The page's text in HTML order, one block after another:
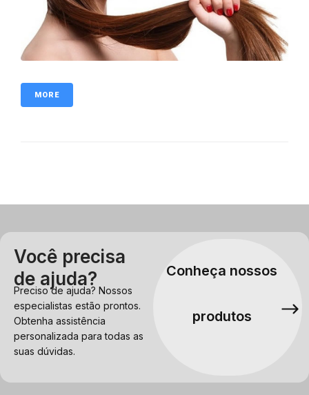
MORE
Você precisa
de ajuda?
Preciso de ajuda? Nossos
especialistas estão prontos.
Obtenha assistência
personalizada para todas as
suas dúvidas.
Conheça nossos
produtos